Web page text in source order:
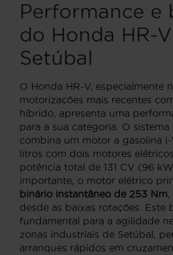
Performance e
do Honda HR-
Setúbal
O Honda HR-V, especialmente
motorizações mais recentes
híbrido, apresenta uma
para a sua categoria. O sistema
combina um motor a gasolina i-
litros com dois motores
potência total de 131 CV (96
importante, o motor elétrico
binário instantâneo de 253 Nm,
desde as baixas rotações. Este
fundamental para a agilidade
zonas industriais de Setúbal,
arranques rápidos em